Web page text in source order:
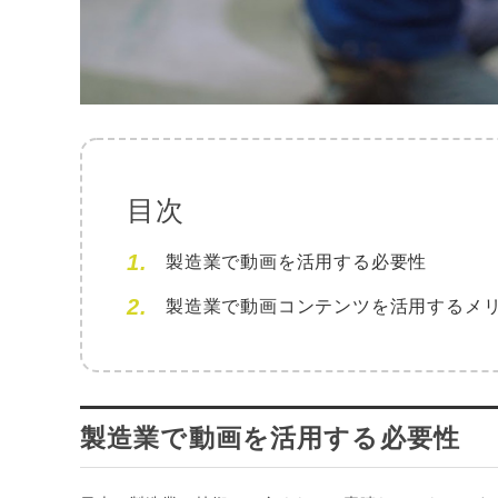
目次
製造業で動画を活用する必要性
製造業で動画コンテンツを活用するメ
製造業で動画を活用する必要性